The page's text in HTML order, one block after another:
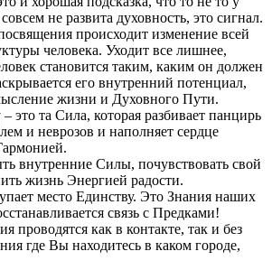
не развита духовность, это сигнал.
происходит изменение всей
человека. Уходит все лишнее,
становится таким, каким он должен
его внутренний потенциал,
жизни и Духовного Пути.
это та Сила, которая разбивает панцирь
и неврозов и наполняет сердце
внутренние Силы, почувствовать свой
жизнь Энергией радости.
место Единству. Это Знания наших
связь с Предками!
проводятся как в контакте, так и без
где Вы находитесь в каком городе,